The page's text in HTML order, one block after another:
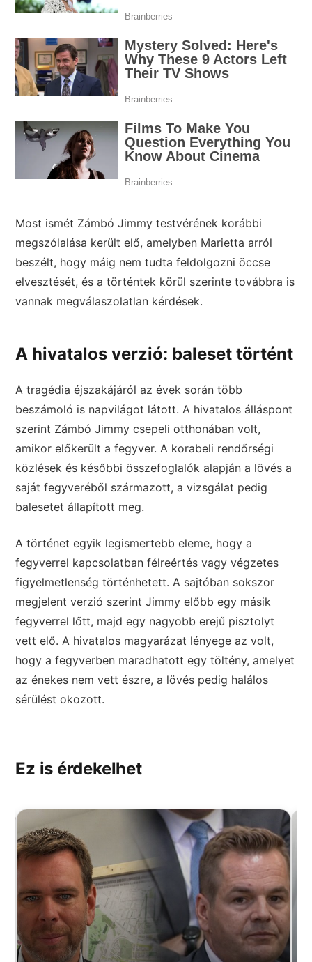
Most ismét Zámbó Jimmy testvérének korábbi
megszólalása került elő, amelyben Marietta arról
beszélt, hogy máig nem tudta feldolgozni öccse
elvesztését, és a történtek körül szerinte továbbra is
vannak megválaszolatlan kérdések.
A hivatalos verzió: baleset történt
A tragédia éjszakájáról az évek során több
beszámoló is napvilágot látott. A hivatalos álláspont
szerint Zámbó Jimmy csepeli otthonában volt,
amikor előkerült a fegyver. A korabeli rendőrségi
közlések és későbbi összefoglalók alapján a lövés a
saját fegyveréből származott, a vizsgálat pedig
balesetet állapított meg.
A történet egyik legismertebb eleme, hogy a
fegyverrel kapcsolatban félreértés vagy végzetes
figyelmetlenség történhetett. A sajtóban sokszor
megjelent verzió szerint Jimmy előbb egy másik
fegyverrel lőtt, majd egy nagyobb erejű pisztolyt
vett elő. A hivatalos magyarázat lényege az volt,
hogy a fegyverben maradhatott egy töltény, amelyet
az énekes nem vett észre, a lövés pedig halálos
sérülést okozott.
Ez is érdekelhet